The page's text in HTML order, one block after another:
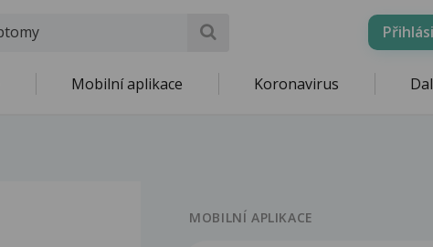
Mobilní aplikace Koronavirus
MOBILNÍ APLIKACE